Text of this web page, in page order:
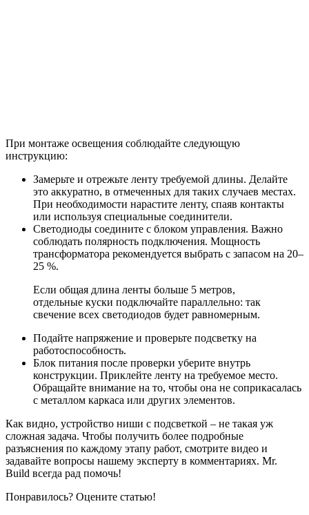
При монтаже освещения соблюдайте следующую
инструкцию:
Замерьте и отрежьте ленту требуемой длины. Делайте
это аккуратно, в отмеченных для таких случаев местах.
При необходимости нарастите ленту, спаяв контакты
или используя специальные соединители.
Светодиоды соедините с блоком управления. Важно
соблюдать полярность подключения. Мощность
трансформатора рекомендуется выбрать с запасом на 20–
25 %.
Если общая длина ленты больше 5 метров,
отдельные куски подключайте параллельно: так
свечение всех светодиодов будет равномерным.
Подайте напряжение и проверьте подсветку на
работоспособность.
Блок питания после проверки уберите внутрь
конструкции. Приклейте ленту на требуемое место.
Обращайте внимание на то, чтобы она не соприкасалась
с металлом каркаса или других элементов.
Как видно, устройство ниши с подсветкой – не такая уж
сложная задача. Чтобы получить более подробные
разъяснения по каждому этапу работ, смотрите видео и
задавайте вопросы нашему эксперту в комментариях. Mr.
Build всегда рад помочь!
Понравилось? Оцените статью!